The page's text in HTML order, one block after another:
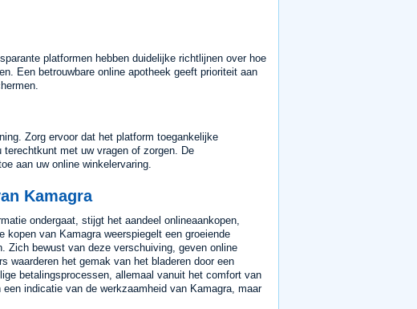
platformen hebben duidelijke richtlijnen over hoe
Een betrouwbare online apotheek geeft prioriteit aan
Zorg ervoor dat het platform toegankelijke
met uw vragen of zorgen. De
aan uw online winkelervaring.
Kamagra
ondergaat, stijgt het aandeel onlineaankopen,
kopen van Kamagra weerspiegelt een groeiende
Zich bewust van deze verschuiving, geven online
waarderen het gemak van het bladeren door een
betalingsprocessen, allemaal vanuit het comfort van
indicatie van de werkzaamheid van Kamagra, maar